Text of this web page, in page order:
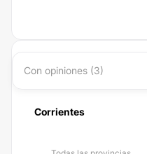
Con opiniones (3)
Corrientes